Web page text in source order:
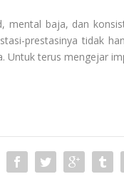
mental baja, dan
prestasinya tidak
Untuk terus mengejar